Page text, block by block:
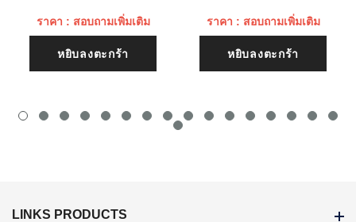
ราคา : สอบถามเพิ่มเติม
หยิบลงตะกร้า
ราคา : สอบถามเพิ่มเติม
หยิบลงตะกร้า
LINKS PRODUCTS